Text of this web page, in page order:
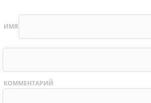
ИМЯ
КОММЕНТАРИЙ